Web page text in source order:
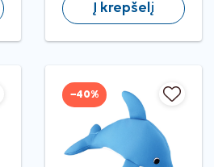
Į krepšelį
−40%